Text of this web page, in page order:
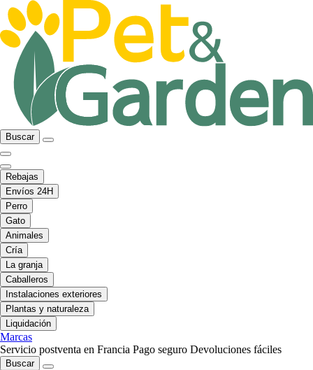
Buscar
Rebajas
Envíos 24H
Perro
Gato
Animales
Cría
La granja
Caballeros
Instalaciones exteriores
Plantas y naturaleza
Liquidación
Marcas
Servicio postventa en Francia Pago seguro Devoluciones fáciles
Buscar